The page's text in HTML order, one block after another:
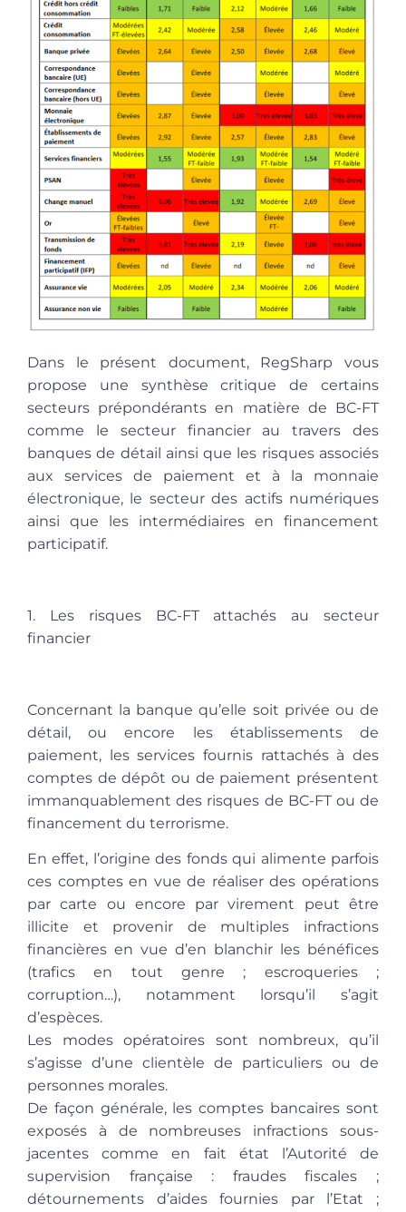
Dans le présent document, RegSharp vous
propose une synthèse critique de certains
secteurs prépondérants en matière de BC-FT
comme le secteur financier au travers des
banques de détail ainsi que les risques associés
aux services de paiement et à la monnaie
électronique, le secteur des actifs numériques
ainsi que les intermédiaires en financement
participatif.
1. Les risques BC-FT attachés au secteur
financier
Concernant la banque qu’elle soit privée ou de
détail, ou encore les établissements de
paiement, les services fournis rattachés à des
comptes de dépôt ou de paiement présentent
immanquablement des risques de BC-FT ou de
financement du terrorisme.
En effet, l’origine des fonds qui alimente parfois
ces comptes en vue de réaliser des opérations
par carte ou encore par virement peut être
illicite et provenir de multiples infractions
financières en vue d’en blanchir les bénéfices
(trafics en tout genre ; escroqueries ;
corruption…), notamment lorsqu’il s’agit
d’espèces.
Les modes opératoires sont nombreux, qu’il
s’agisse d’une clientèle de particuliers ou de
personnes morales.
De façon générale, les comptes bancaires sont
exposés à de nombreuses infractions sous-
jacentes comme en fait état l’Autorité de
supervision française : fraudes fiscales ;
détournements d’aides fournies par l’Etat ;